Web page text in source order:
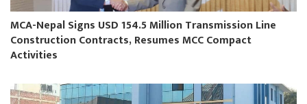
MCA-Nepal Signs USD 154.5 Million Transmission Line
Construction Contracts, Resumes MCC Compact
Activities